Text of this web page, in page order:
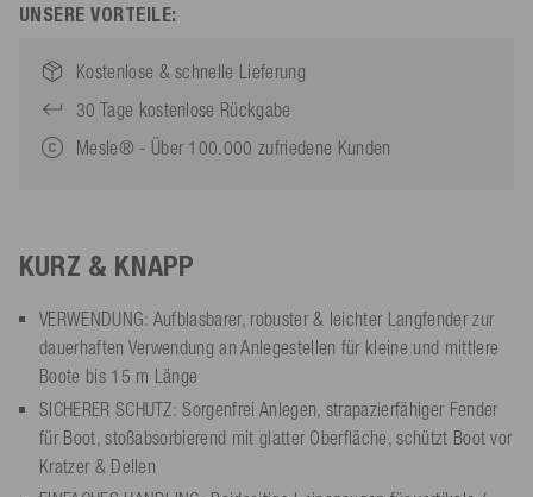
UNSERE VORTEILE:
Kostenlose & schnelle Lieferung
30 Tage kostenlose Rückgabe
Mesle® - Über 100.000 zufriedene Kunden
KURZ & KNAPP
VERWENDUNG: Aufblasbarer, robuster & leichter Langfender zur
dauerhaften Verwendung an Anlegestellen für kleine und mittlere
Boote bis 15 m Länge
SICHERER SCHUTZ: Sorgenfrei Anlegen, strapazierfähiger Fender
für Boot, stoßabsorbierend mit glatter Oberfläche, schützt Boot vor
Kratzer & Dellen